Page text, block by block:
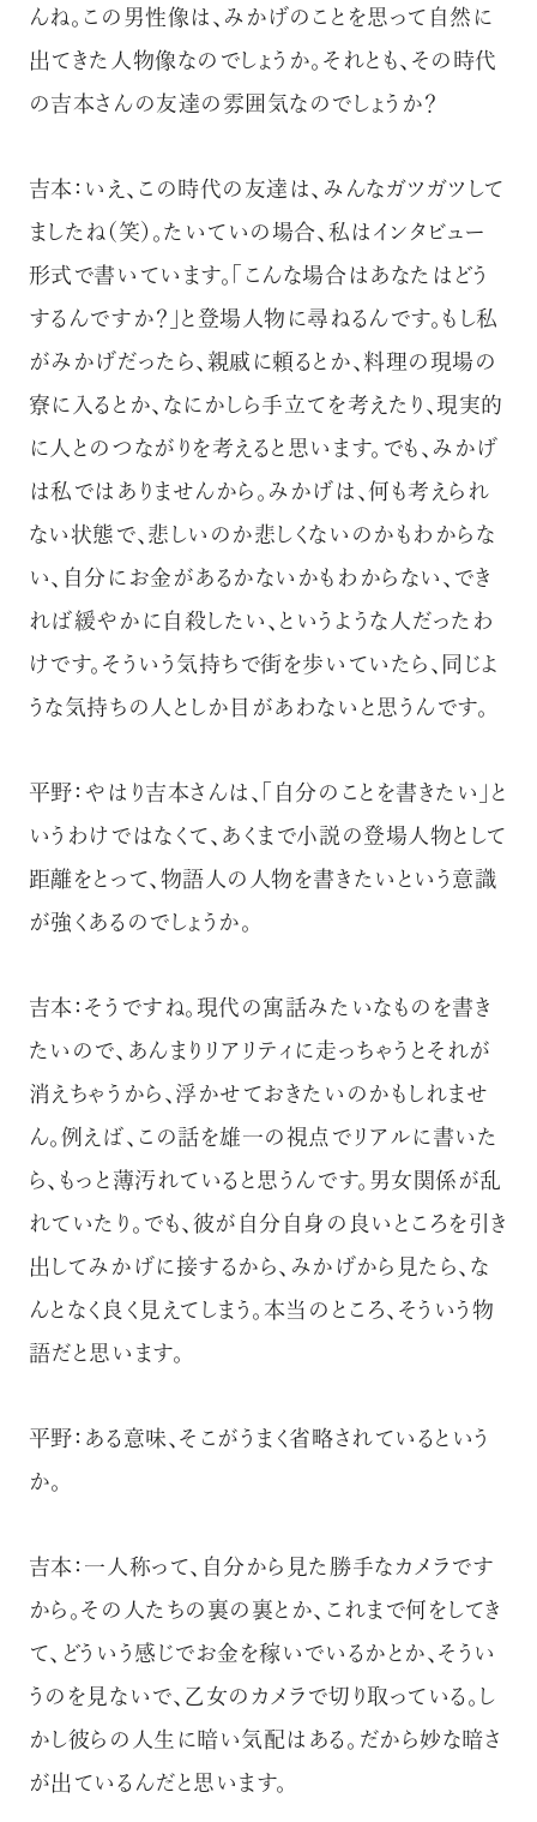
んね。この男性像は、みかげのことを思って自然に
出てきた人物像なのでしょうか。それとも、その時代
の吉本さんの友達の雰囲気なのでしょうか？
吉本：いえ、この時代の友達は、みんなガツガツして
ましたね（笑）。たいていの場合、私はインタビュー
形式で書いています。「こんな場合はあなたはどう
するんですか？」と登場人物に尋ねるんです。もし私
がみかげだったら、親戚に頼るとか、料理の現場の
寮に入るとか、なにかしら手立てを考えたり、現実的
に人とのつながりを考えると思います。でも、みかげ
は私ではありませんから。みかげは、何も考えられ
ない状態で、悲しいのか悲しくないのかもわからな
い、自分にお金があるかないかもわからない、でき
れば緩やかに自殺したい、というような人だったわ
けです。そういう気持ちで街を歩いていたら、同じよ
うな気持ちの人としか目があわないと思うんです。
平野：やはり吉本さんは、「自分のことを書きたい」と
いうわけではなくて、あくまで小説の登場人物として
距離をとって、物語人の人物を書きたいという意識
が強くあるのでしょうか。
吉本：そうですね。現代の寓話みたいなものを書き
たいので、あんまりリアリティに走っちゃうとそれが
消えちゃうから、浮かせておきたいのかもしれませ
ん。例えば、この話を雄一の視点でリアルに書いた
ら、もっと薄汚れていると思うんです。男女関係が乱
れていたり。でも、彼が自分自身の良いところを引き
出してみかげに接するから、みかげから見たら、な
んとなく良く見えてしまう。本当のところ、そういう物
語だと思います。
平野：ある意味、そこがうまく省略されているという
か。
吉本：一人称って、自分から見た勝手なカメラです
から。その人たちの裏の裏とか、これまで何をしてき
て、どういう感じでお金を稼いでいるかとか、そうい
うのを見ないで、乙女のカメラで切り取っている。し
かし彼らの人生に暗い気配はある。だから妙な暗さ
が出ているんだと思います。